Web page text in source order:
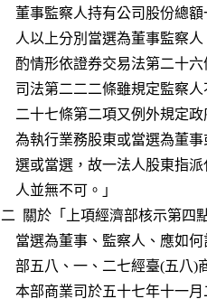
董事監察人持有公
人以上分別當選為
酌情形依證券交易
司法第二二二條雖
二十七條第二項又
為執行業務股東或
選或當選，故一法
              人並無不可。」
二  關於「上項經濟部核
當選為董事、監察
部五八、一、二七
本部商業司於五十